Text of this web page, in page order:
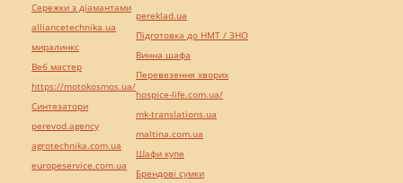
Сережки з діамантами
alliancetechnika.ua
миралинкс
Веб мастер
https://motokosmos.ua/
Синтезатори
perevod.agency
agrotechnika.com.ua
europeservice.com.ua
pereklad.ua
Підготовка до НМТ / ЗНО
Винна шафа
Перевезення хворих
hospice-life.com.ua/
mk-translations.ua
maltina.com.ua
Шафи купе
Брендові сумки